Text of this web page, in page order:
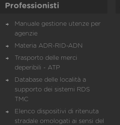
Professionisti
Manuale gestione utenze per
agenzie
Materia ADR-RID-ADN
Trasporto delle merci
deperibili - ATP
Database delle località a
supporto dei sistemi RDS
TMC
Elenco dispositivi di ritenuta
stradale omologati ai sensi del